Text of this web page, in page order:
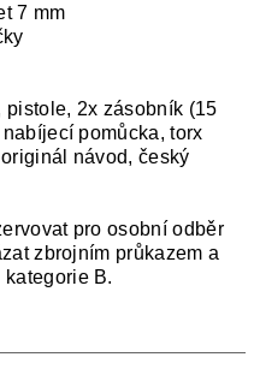
7 mm
pistole, 2x zásobník (15
pomůcka, torx
návod, český
pro osobní odběr
zbrojním průkazem a
B.